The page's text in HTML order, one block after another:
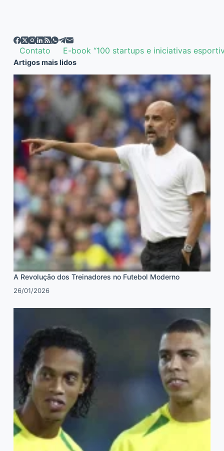
Contato E-book “100 startups e iniciativas
Artigos mais lidos
A Revolução dos Treinadores no Futebol Moderno
26/01/2026